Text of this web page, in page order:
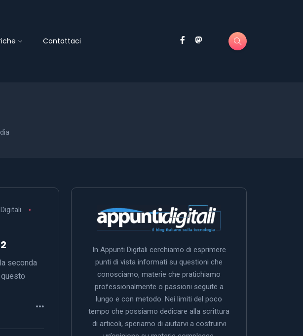
Contattaci
seconda
In Appunti Digitali cerchiamo di esprimere
punti di vista informati su questioni che
conosciamo, materie che pratichiamo
professionalmente o passioni seguite a
lungo e con metodo. Nei limiti del poco
tempo che possiamo dedicare alla scrittura
di articoli, speriamo di aiutarvi a costruirvi